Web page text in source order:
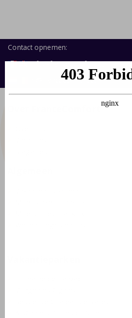
Contact opnemen:
info@francecomfort.com
nl@francecomfort.com